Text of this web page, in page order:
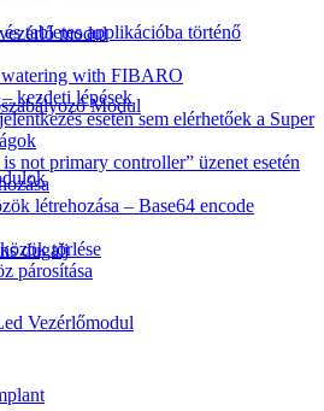
modul
Modul
dugalj
Vezérlőmodul
tabletes applikációba történő
watering with FIBARO
kezdeti lépések
esetén sem elérhetőek a Super
not primary controller” üzenet esetén
létrehozása – Base64 encode
törlése
párosítása